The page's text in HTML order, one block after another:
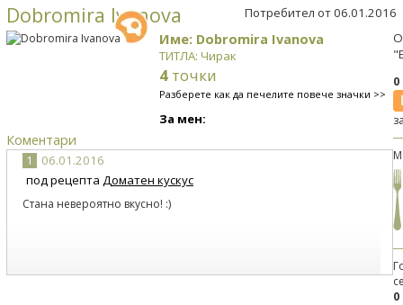
Dobromira Ivanova Потребител от 06.01.2016
Име: Dobromira Ivanova
ТИТЛА: Чирак
4 точки
Разберете как да печелите повече значки >>
За мен:
Коментари
1
06.01.2016
под рецепта Доматен кускус
Стана невероятно вкусно! :)
0